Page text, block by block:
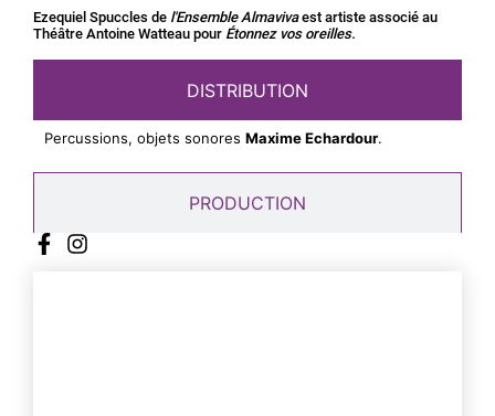
Ezequiel Spuccles de l'Ensemble Almavivaest artiste associé au
Théâtre Antoine Watteau pour Étonnez vos oreilles.
DISTRIBUTION
PRODUCTION
Percussions, objets sonores Maxime Echardour.